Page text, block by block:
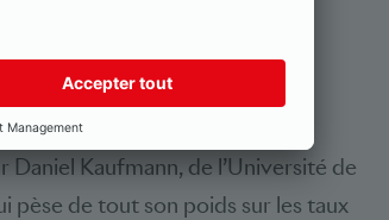
conjoncturel.
Daniel Kaufmann, de l’Université de
pèse de tout son poids sur les taux